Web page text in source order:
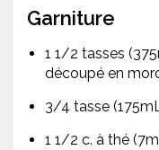
Garniture
1 1/2 tasses
découpé en
3/4 tasse
1 1/2 c. à thé